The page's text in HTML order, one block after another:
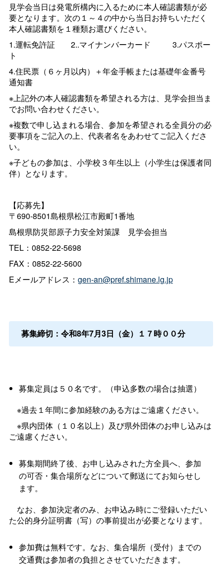
見学会当日は発電所構内に入るために本人確認書類が必
要となります。次の１～４の中から当日お持ちいただく
本人確認書類を１種類お選びください。
1.運転免許証 2..マイナンバーカード
3.パスポー
ト
4.住民票（６ヶ月以内）＋年金手帳または基礎年金番号
通知書
※上記外の本人確認書類を希望される方は、見学会担当ま
でお問い合わせください。
※複数で申し込まれる場合、参加を希望される全員分の必
要事項をご記入の上、代表者名をあわせてご記入くださ
い。
※子どもの参加は、小学校３年生以上（小学生は保護者同
伴）となります。
【応募先】
〒690-8501島根県松江市殿町1番地
島根県防災部原子力安全対策課
見学会担当
TEL：0852-22-5698
FAX：0852-22-5600
Eメールアドレス： gen-an@pref.shimane.lg.jp
募集締切：令和8年7月3日（金）１７時００分
募集定員は５０名です。（申込多数の場合は抽選）
※過去１年間に参加経験のある方はご遠慮ください。
※県内団体（１０名以上）及び県外団体のお申し込みは
ご遠慮ください。
募集期間終了後、お申し込みされた方全員へ、参加
の可否・集合場所などについて郵送にてお知らせし
ます。
なお、参加決定者のみ、お申込み時にご登録いただい
た公的身分証明書（写）の事前提出が必要となります。
参加費は無料です。なお、集合場所（受付）までの
交通費は参加者の負担とさせていただきます。